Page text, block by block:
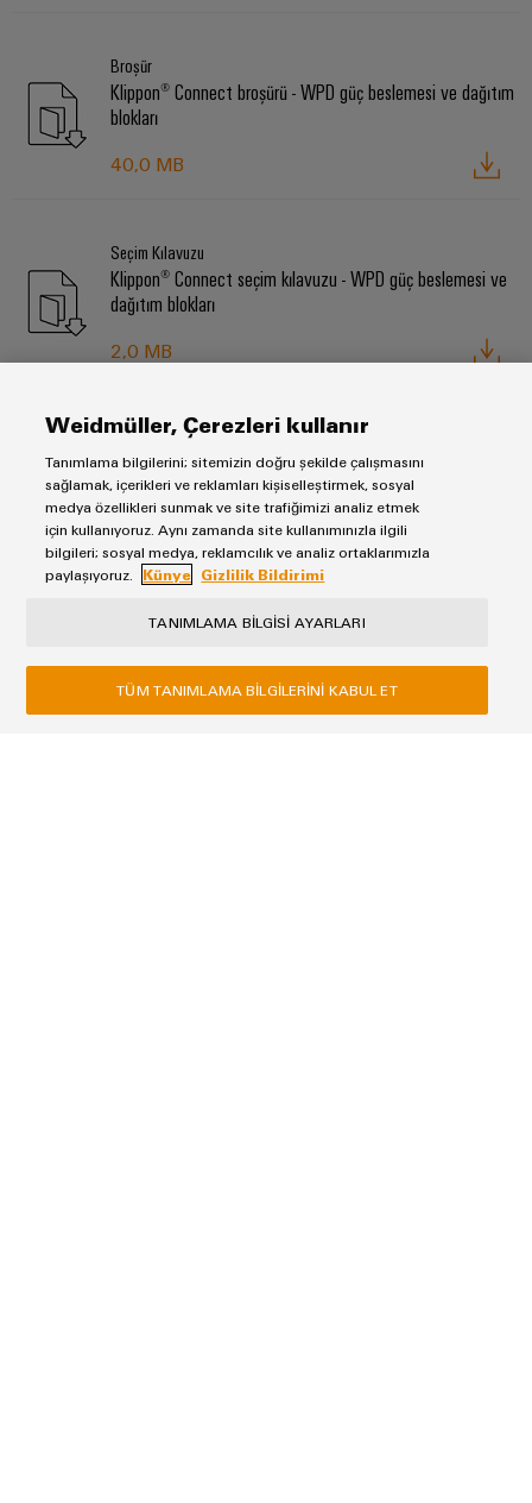
Broşür
Klippon® Connect broşürü - WPD güç beslemesi ve dağıtım
blokları
40,0 MB
Seçim Kılavuzu
Klippon® Connect seçim kılavuzu - WPD güç beslemesi ve
dağıtım blokları
2,0 MB
Danışmanlık & Destek
Ali Can
Weidmüller, Çerezleri kullanır
Tanımlama bilgilerini; sitemizin doğru şekilde çalışmasını
sağlamak, içerikleri ve reklamları kişiselleştirmek, sosyal
medya özellikleri sunmak ve site trafiğimizi analiz etmek
için kullanıyoruz. Aynı zamanda site kullanımınızla ilgili
bilgileri; sosyal medya, reklamcılık ve analiz ortaklarımızla
paylaşıyoruz.
Künye Gizlilik Bildirimi
TANIMLAMA BILGISI AYARLARI
TÜM TANIMLAMA BILGILERINI KABUL ET